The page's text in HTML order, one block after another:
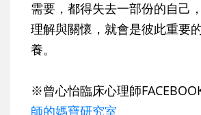
需要，都得失去一部份的自己
理解與關懷，就會是彼此重要
養。
※曾心怡臨床心理師
師的媽寶研究室